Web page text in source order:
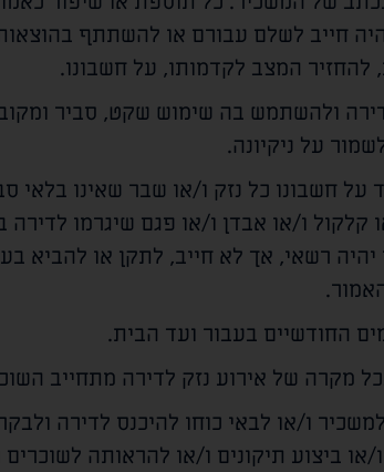
חייב לשלם עבורם או להשתתף
המצב לקדמותו, על חשבונו.
ולהשתמש בה שימוש שקט, סביר
על ניקיונה.
על חשבונו כל נזק ו/או שבר שאינו בלאי
קלקול ו/או אבדן ו/או פגם שיגרמו
רשאי, אך לא חייב, לתקן או להביא
החודשיים בעבור ועד הבית.
מקרה של אירוע נזק לדירה מתחייב
ו/או לבאי כוחו להיכנס לדירה
ביצוע תיקונים ו/או להראותה